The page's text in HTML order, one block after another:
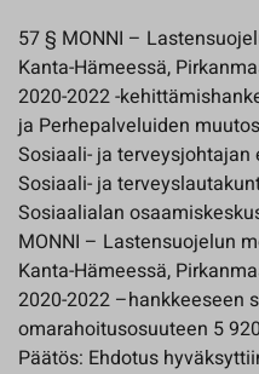
57 § MONNI –
Kanta-Hämeessä,
2020-2022 -
ja Perhepalveluiden
Sosiaali- ja terveysjohtajan
Sosiaali- ja
Sosiaalialan
MONNI – Lastensuojelun
Kanta-Hämeessä,
2020-2022 –hankkeeseen
omarahoitusosuuteen 5
Päätös: Ehdotus